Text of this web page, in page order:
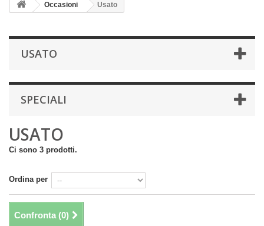
Occasioni Usato
USATO
SPECIALI
USATO
Ci sono 3 prodotti.
Ordina per
Confronta (0)